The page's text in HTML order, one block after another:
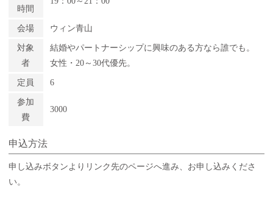
時間
会場 ウィン青山
対象
者
結婚やパートナーシップに興味のある方なら誰でも。
女性・20～30代優先。
定員 6
参加
費
3000
申込方法
申し込みボタンよりリンク先のページへ進み、お申し込みくださ
い。